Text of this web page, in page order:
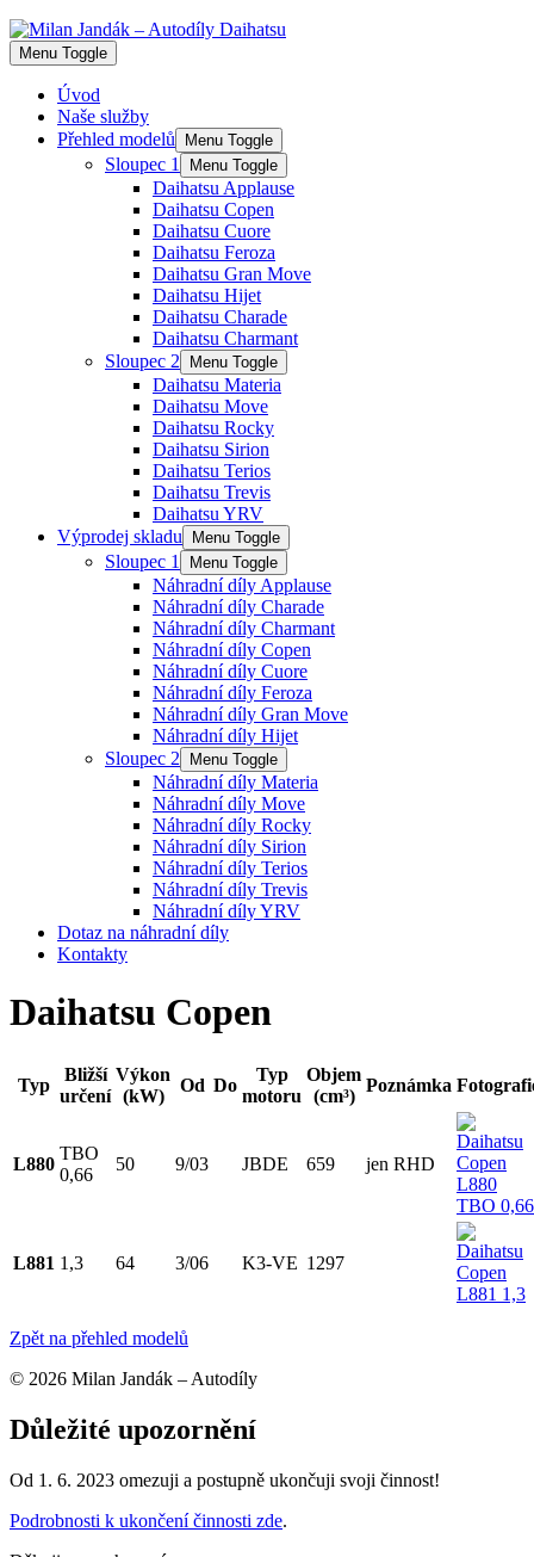
Menu Toggle
Úvod
Naše služby
Přehled modelů
Menu Toggle
Sloupec 1 Menu Toggle
Daihatsu Applause
Daihatsu Copen
Daihatsu Cuore
Daihatsu Feroza
Daihatsu Gran Move
Daihatsu Hijet
Daihatsu Charade
Daihatsu Charmant
Sloupec 2
Menu Toggle
Daihatsu Materia
Daihatsu Move
Daihatsu Rocky
Daihatsu Sirion
Daihatsu Terios
Daihatsu Trevis
Daihatsu YRV
Výprodej skladu
Menu Toggle
Sloupec 1 Menu Toggle
Náhradní díly Applause
Náhradní díly Charade
Náhradní díly Charmant
Náhradní díly Copen
Náhradní díly Cuore
Náhradní díly Feroza
Náhradní díly Gran Move
Náhradní díly Hijet
Sloupec 2
Menu Toggle
Náhradní díly Materia
Náhradní díly Move
Náhradní díly Rocky
Náhradní díly Sirion
Náhradní díly Terios
Náhradní díly Trevis
Náhradní díly YRV
Dotaz na náhradní díly
Kontakty
Daihatsu Copen
Typ
Bližší
určení
Výkon
(kW)
Od Do
Typ
motoru
Objem
(cm³)
Poznámka
L880
TBO
0,66
50 9/03 JBDE 659 jen RHD
L881 1,3 64 3/06 K3-VE 1297
Zpět na přehled modelů
© 2026 Milan Jandák – Autodíly
Důležité upozornění
Od 1. 6. 2023 omezuji a postupně ukončuji svoji činnost!
Podrobnosti k ukončení činnosti zde.